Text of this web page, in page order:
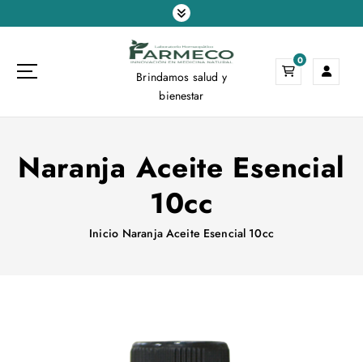
a
a
Brindamos salud y
bienestar
0
Naranja Aceite Esencial
10cc
Inicio Naranja Aceite Esencial 10cc